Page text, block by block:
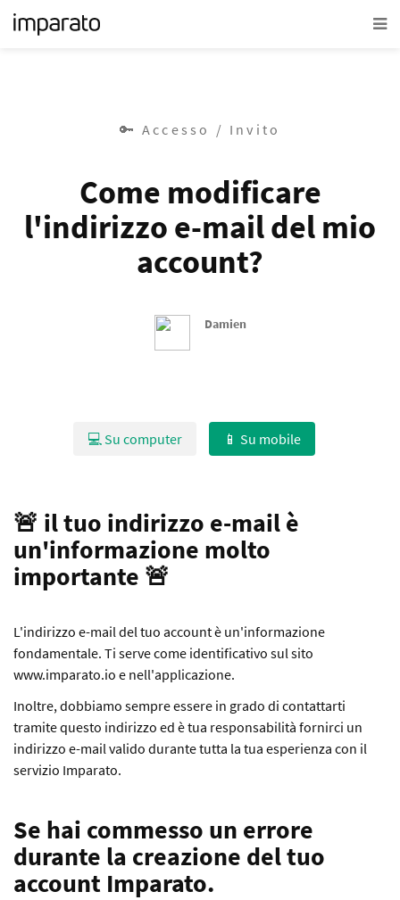
🔑 Accesso / Invito
Come modificare
l'indirizzo e-mail del mio
account?
Damien
💻 Su computer 📱 Su mobile
🚨 il tuo indirizzo e-mail è
un'informazione molto
importante 🚨
L'indirizzo e-mail del tuo account è un'informazione
fondamentale. Ti serve come identificativo sul sito
www.imparato.io e nell'applicazione.
Inoltre, dobbiamo sempre essere in grado di contattarti
tramite questo indirizzo ed è tua responsabilità fornirci un
indirizzo e-mail valido durante tutta la tua esperienza con il
servizio Imparato.
Se hai commesso un errore
durante la creazione del tuo
account Imparato.